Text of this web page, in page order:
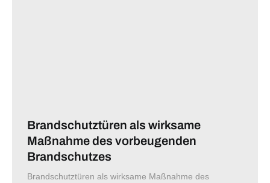
Brandschutztüren als wirksame
Maßnahme des vorbeugenden
Brandschutzes
Brandschutztüren als wirksame Maßnahme des